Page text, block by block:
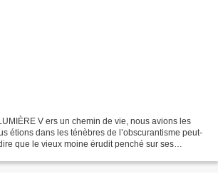
V ers un chemin de vie, nous avions les
étions dans les ténèbres de l’obscurantisme peut-
que le vieux moine érudit penché sur ses